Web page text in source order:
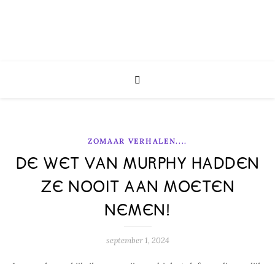
ZOMAAR VERHALEN....
DE WET VAN MURPHY HADDEN
ZE NOOIT AAN MOETEN
NEMEN!
september 1, 2024